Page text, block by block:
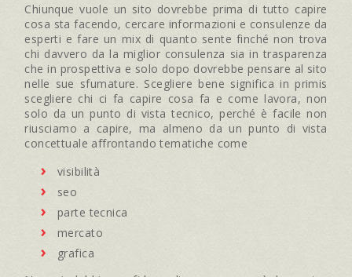
Chiunque vuole un sito dovrebbe prima di tutto capire
cosa sta facendo, cercare informazioni e consulenze da
esperti e fare un mix di quanto sente finché non trova
chi davvero da la miglior consulenza sia in trasparenza
che in prospettiva e solo dopo dovrebbe pensare al sito
nelle sue sfumature. Scegliere bene significa in primis
scegliere chi ci fa capire cosa fa e come lavora, non
solo da un punto di vista tecnico, perché è facile non
riusciamo a capire, ma almeno da un punto di vista
concettuale affrontando tematiche come
visibilità
seo
parte tecnica
mercato
grafica